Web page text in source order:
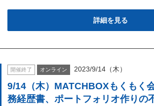
詳細を見る
開催終了 オンライン 2023/9/14（木）
9/14（木）MATCHBOXもくもく
務経歴書、ポートフォリオ作りの